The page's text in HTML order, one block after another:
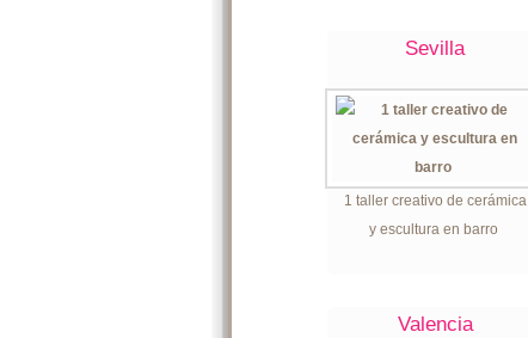
Sevilla
1 taller creativo de cerámica
y escultura en barro
Valencia